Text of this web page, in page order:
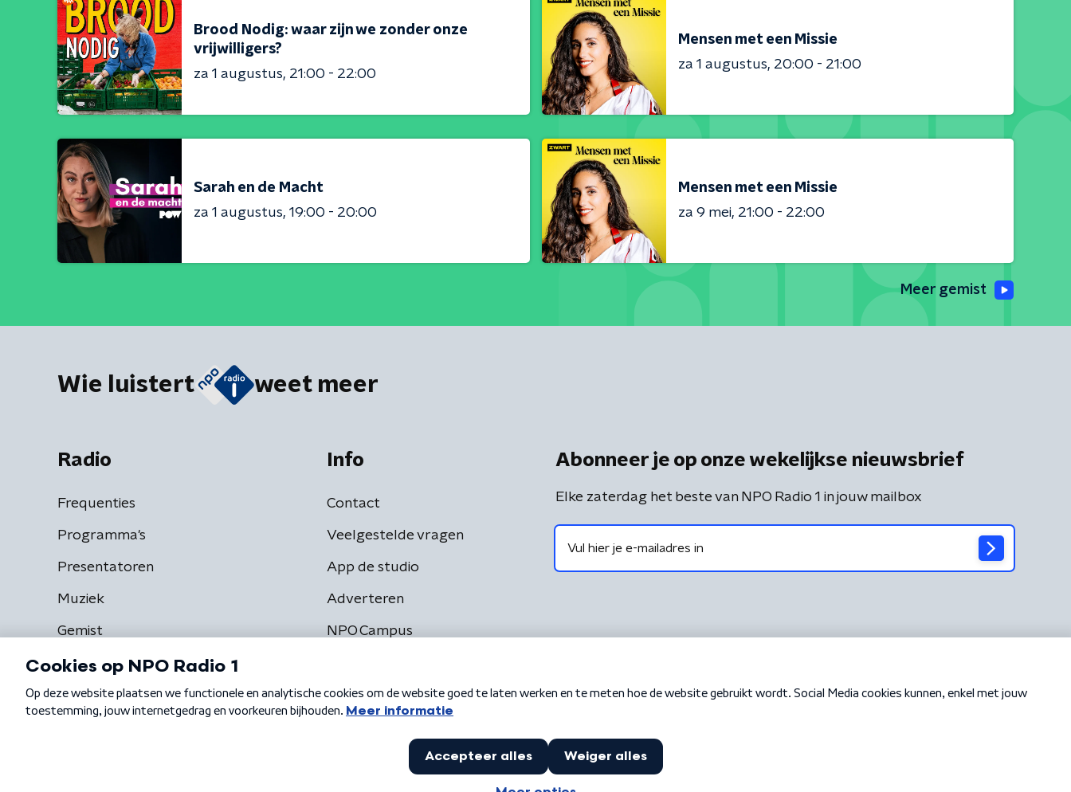
Brood Nodig: waar zijn we zonder onze
vrijwilligers?
za 1 augustus 21:00 - 22:00
Mensen met een Missie
za 1 augustus 20:00 - 21:00
Sarah en de Macht
za 1 augustus 19:00 - 20:00
Mensen met een Missie
za 9 mei 21:00 - 22:00
Meer gemist
Wie luistert weet meer
Radio
Frequenties
Programma's
Presentatoren
Muziek
Gemist
Info
Contact
Veelgestelde vragen
App de studio
Adverteren
NPO Campus
Abonneer je op onze wekelijkse nieuwsbrief
Elke zaterdag het beste van NPO Radio 1 in jouw mailbox
Algemene voorwaarden Privacybeleid